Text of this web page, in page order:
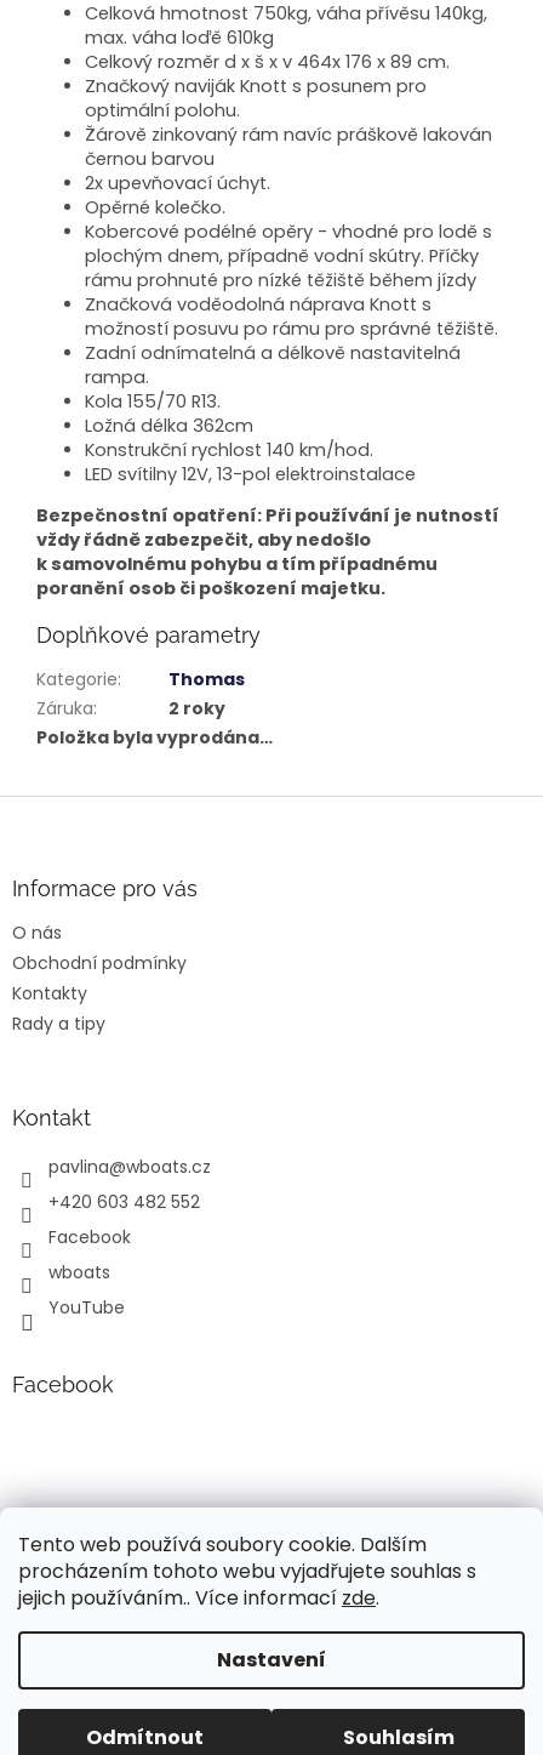
Tento web používá soubory cookie. Dalším
procházením tohoto webu vyjadřujete souhlas s
jejich používáním.. Více informací zde.
Nastavení
Odmítnout Souhlasím
Vážení, v současné době probíhá úprava cen a popisů
lodních motorů Mercury!!! Pro aktuální informace o
současných cenách, nás neváhejte kontaktovat. Děkujeme
Celková hmotnost 750kg, váha přívěsu 140kg,
max. váha loďě 610kg
Celkový rozměr d x š x v 464x 176 x 89 cm.
Značkový naviják Knott s posunem pro
optimální polohu.
Žárově zinkovaný rám navíc práškově lakován
černou barvou
2x upevňovací úchyt.
Opěrné kolečko.
Kobercové podélné opěry - vhodné pro lodě s
plochým dnem, případně vodní skútry. Příčky
rámu prohnuté pro nízké těžiště během jízdy
Značková voděodolná náprava Knott s
možností posuvu po rámu pro správné těžiště.
Zadní odnímatelná a délkově nastavitelná
rampa.
Kola 155/70 R13.
Ložná délka 362cm
Konstrukční rychlost 140 km/hod.
LED svítilny 12V, 13-pol elektroinstalace
Bezpečnostní opatření: Při používání je nutností
vždy řádně zabezpečit, aby nedošlo
k samovolnému pohybu a tím případnému
poranění osob či poškození majetku.
Doplňkové parametry
Kategorie:
Thomas
Záruka:
2 roky
Položka byla vyprodána…
Informace pro vás
O nás
Obchodní podmínky
Kontakty
Rady a tipy
Kontakt
pavlina@wboats.cz
+420 603 482 552
Facebook
wboats
YouTube
Facebook
Vytvořil Shoptet
Copyright 2026Wavy boats s.r.o.. Všechna práva